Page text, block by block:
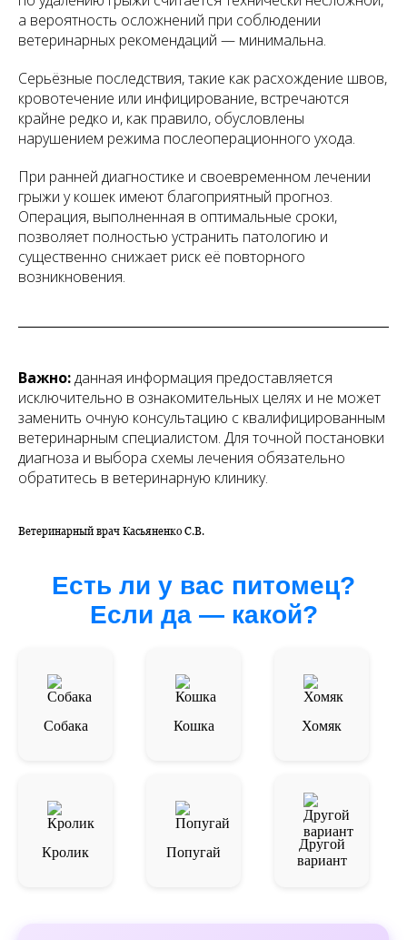
а вероятность осложнений при соблюдении
ветеринарных рекомендаций — минимальна.
Серьёзные последствия, такие как расхождение швов,
кровотечение или инфицирование, встречаются
крайне редко и, как правило, обусловлены
нарушением режима послеоперационного ухода.
При ранней диагностике и своевременном лечении
грыжи у кошек имеют благоприятный прогноз.
Операция, выполненная в оптимальные сроки,
позволяет полностью устранить патологию и
существенно снижает риск её повторного
возникновения.
Важно:данная информация предоставляется
исключительно в ознакомительных целях и не может
заменить очную консультацию с квалифицированным
ветеринарным специалистом. Для точной постановки
диагноза и выбора схемы лечения обязательно
обратитесь в ветеринарную клинику.
Ветеринарный врач Касьяненко С.В.
Есть ли у вас питомец?
Если да — какой?
Собака Кошка Хомяк
Кролик Попугай
Другой
вариант